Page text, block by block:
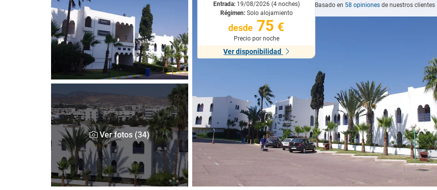
Ver fotos (34)
Basado en 58 opiniones de nuestros clientes
Entrada: 19/08/2026 (4 noches)
Régimen: Solo alojamiento
desde 75 €
Precio por noche
Ver disponibilidad